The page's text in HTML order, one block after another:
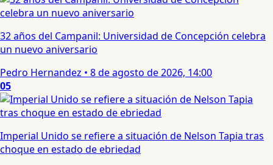
32 años del Campanil: Universidad de Concepción celebra
un nuevo aniversario
Pedro Hernandez • 8 de agosto de 2026, 14:00
05
Imperial Unido se refiere a situación de Nelson Tapia tras
choque en estado de ebriedad